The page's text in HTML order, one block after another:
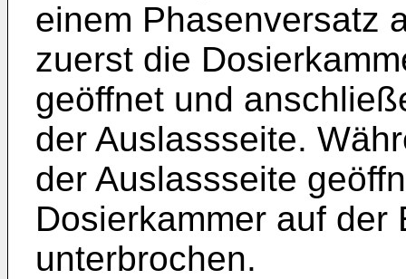
einem Phasenversatz
zuerst die
geöffnet und
der Auslassseite.
der Auslassseite
Dosierkammer auf
unterbrochen.